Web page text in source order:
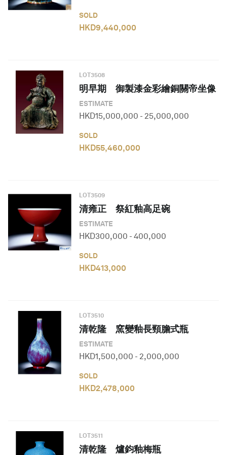
SOLD
HKD9,440,000
LOT3508
明早期 御製漆金彩繪銅關帝坐像
ESTIMATE
HKD15,000,000 - 25,000,000
SOLD
HKD55,460,000
LOT3509
清雍正 祭紅釉高足碗
ESTIMATE
HKD300,000 - 400,000
SOLD
HKD413,000
LOT3510
清乾隆 窯變釉長頸膽式瓶
ESTIMATE
HKD1,500,000 - 2,000,000
SOLD
HKD2,478,000
LOT3511
清乾隆 爐鈞釉梅瓶